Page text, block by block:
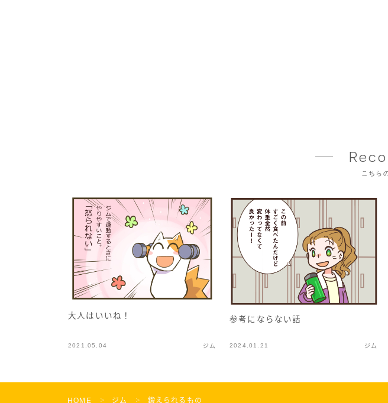
こちら
大人はいいね！
2021.05.04 ジム
参考にならない話
2024.01.21 ジム
HOME ＞ ジム ＞ 鍛えられるもの